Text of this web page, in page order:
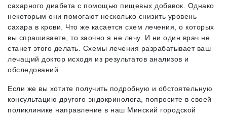
сахарного диабета с помощью пищевых добавок. Однако
некоторым они помогают несколько снизить уровень
сахара в крови. Что же касается схем лечения, о которых
вы спрашиваете, то заочно я не лечу. И ни один врач не
станет этого делать. Схемы лечения разрабатывает ваш
лечащий доктор исходя из результатов анализов и
обследований.
Если же вы хотите получить подробную и обстоятельную
консультацию другого эндокринолога, попросите в своей
поликлинике направление в наш Минский городской